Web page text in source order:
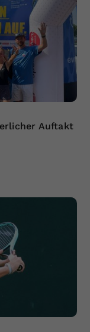
Auftakt